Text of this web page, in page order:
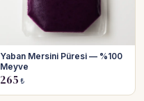
Yaban Mersini Püresi — %100
Meyve
265 ₺